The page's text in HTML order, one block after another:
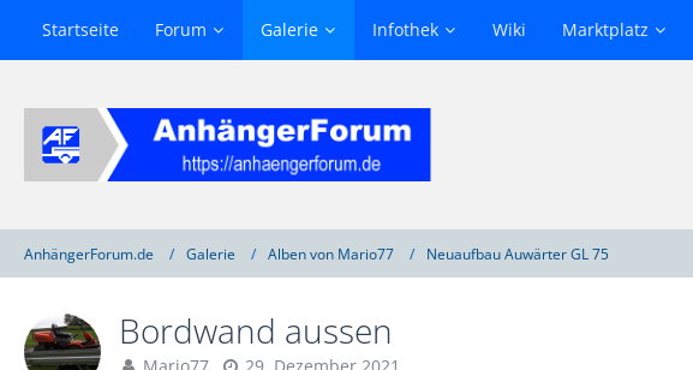
Startseite Forum Galerie Infothek Wiki Marktplatz
AnhängerForum.de Galerie Alben von Mario77 Neuaufbau Auwärter GL 75
Bordwand aussen